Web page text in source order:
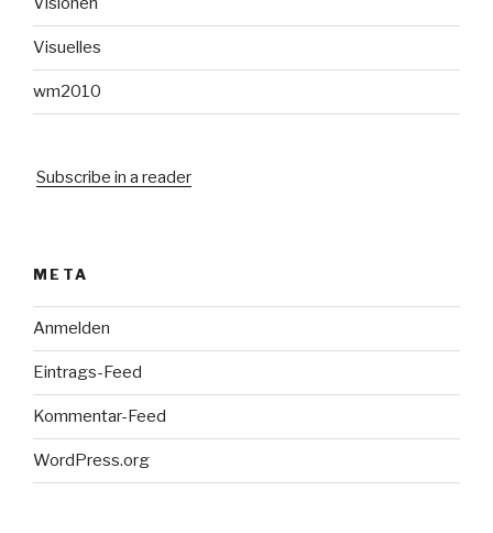
Visuelles
wm2010
Subscribe in a reader
META
Anmelden
Eintrags-Feed
Kommentar-Feed
WordPress.org